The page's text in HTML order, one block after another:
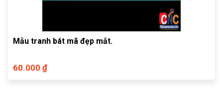
Mẫu tranh bát mã đẹp mắt.
60.000 ₫